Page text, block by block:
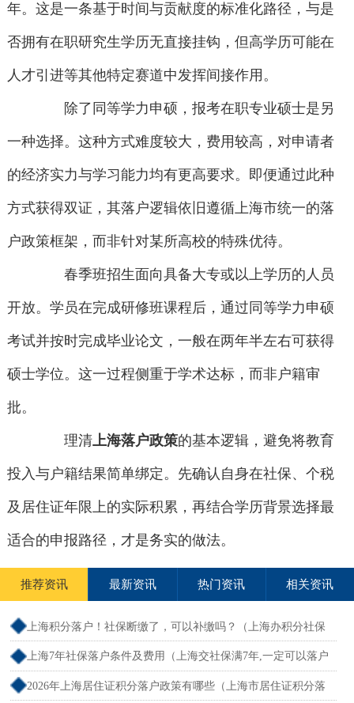
年。这是一条基于时间与贡献度的标准化路径，与是
否拥有在职研究生学历无直接挂钩，但高学历可能在
人才引进等其他特定赛道中发挥间接作用。
除了同等学力申硕，报考在职专业硕士是另
一种选择。这种方式难度较大，费用较高，对申请者
的经济实力与学习能力均有更高要求。即便通过此种
方式获得双证，其落户逻辑依旧遵循上海市统一的落
户政策框架，而非针对某所高校的特殊优待。
春季班招生面向具备大专或以上学历的人员
开放。学员在完成研修班课程后，通过同等学力申硕
考试并按时完成毕业论文，一般在两年半左右可获得
硕士学位。这一过程侧重于学术达标，而非户籍审
批。
理清上海落户政策的基本逻辑，避免将教育
投入与户籍结果简单绑定。先确认自身在社保、个税
及居住证年限上的实际积累，再结合学历背景选择最
适合的申报路径，才是务实的做法。
推荐资讯 最新资讯 热门资讯 相关资讯
上海积分落户！社保断缴了，可以补缴吗？（上海办积分社保
断交需要重新计算吗）
上海7年社保落户条件及费用（上海交社保满7年,一定可以落户
吗？）
2026年上海居住证积分落户政策有哪些（上海市居住证积分落